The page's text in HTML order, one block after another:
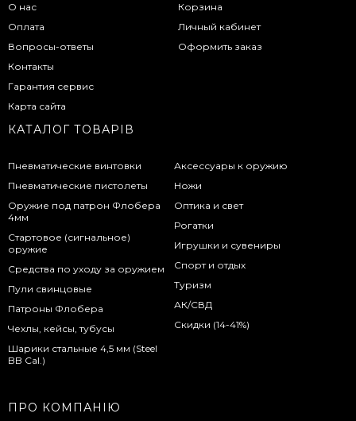
О нас
Оплата
Вопросы-ответы
Контакты
Гарантия сервис
Карта сайта
Корзина
Личный кабинет
Оформить заказ
КАТАЛОГ ТОВАРІВ
Пневматические винтовки
Пневматические пистолеты
Оружие под патрон Флобера
4мм
Стартовое (сигнальное)
оружие
Средства по уходу за оружием
Пули свинцовые
Патроны Флобера
Чехлы, кейсы, тубусы
Шарики стальные 4,5 мм (Steel
BB Cal.)
Аксессуары к оружию
Ножи
Оптика и свет
Рогатки
Игрушки и сувениры
Спорт и отдых
Туризм
АК/СВД
Скидки (14-41%)
ПРО КОМПАНІЮ